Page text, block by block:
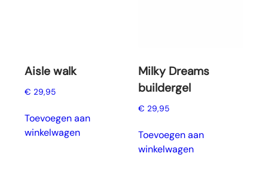
Aisle walk
€ 29,95
Toevoegen aan
winkelwagen
Milky Dreams
buildergel
€ 29,95
Toevoegen aan
winkelwagen